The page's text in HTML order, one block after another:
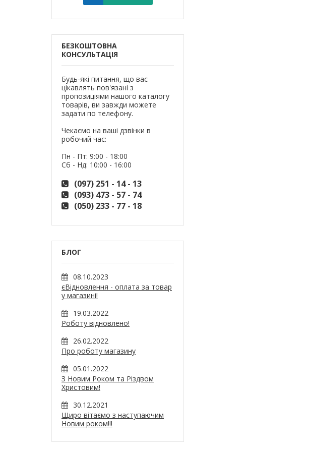
БЕЗКОШТОВНА
КОНСУЛЬТАЦІЯ
Будь-які питання, що вас
цікавлять пов'язані з
пропозиціями нашого каталогу
товарів, ви завжди можете
задати по телефону.
Чекаємо на ваші дзвінки в
робочий час:
Пн - Пт: 9:00 - 18:00
Сб - Нд: 10:00 - 16:00
(097) 251 - 14 - 13
(093) 473 - 57 - 74
(050) 233 - 77 - 18
БЛОГ
08.10.2023
єВідновлення - оплата за товар
у магазині!
19.03.2022
Роботу відновлено!
26.02.2022
Про роботу магазину
05.01.2022
З Новим Роком та Різдвом
Христовим!
30.12.2021
Щиро вітаємо з наступаючим
Новим роком!!!